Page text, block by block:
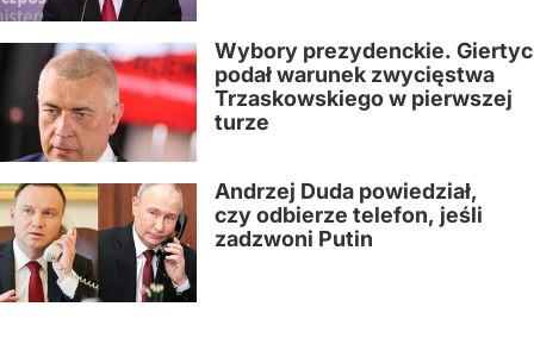
Wybory prezydenckie.
podał warunek zwycięstwa
Trzaskowskiego w pierwszej
turze
Andrzej Duda powiedział,
czy odbierze telefon, jeśli
zadzwoni Putin